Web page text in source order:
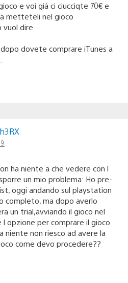
e voi già ci ciucciqte 70€ e
metteteli nel gioco
vuol dire
dovete comprare iTunes a
ha niente a che vedere con l
un mio problema: Ho pre-
oggi andando sul playstation
completo, ma dopo averlo
un trial,avviando il gioco nel
l opzione per comprare il gioco
niente non riesco ad avere la
come devo procedere??